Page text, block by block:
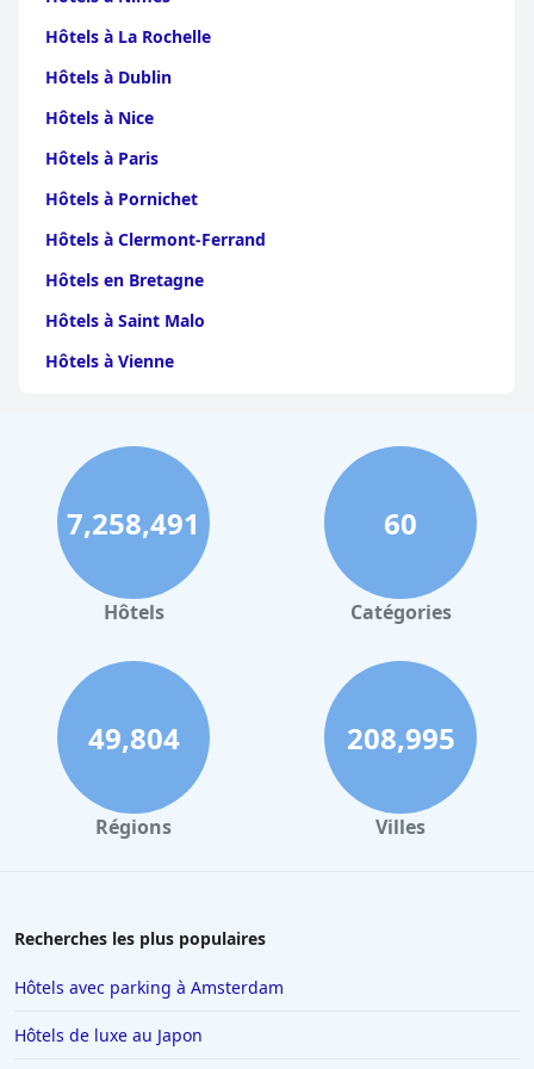
recommandée pour les familles et autres voyageurs.
Hôtels à La Rochelle
Hôtels à Dublin
Hôtels à Nice
Hôtels à Paris
Hôtels à Pornichet
Hôtels à Clermont-Ferrand
Hôtels en Bretagne
Hôtels à Saint Malo
Hôtels à Vienne
Hôtels à Perpignan
Hôtels au Grand-Bornand
Hôtels à Strasbourg
Hôtels à Valence
Hôtels à Gerardmer
Hôtels à Deauville
Hôtels à Bayonne
Hôtels aux Sables d Olonne
Hôtels au Touquet-Paris-Plage
Hôtels au Lavandou
Hôtels à Blois
7,258,491
Hôtels
60
Catégories
49,804
Régions
208,995
Villes
Recherches les plus populaires
Hôtels avec parking à Amsterdam
Hôtels de luxe au Japon